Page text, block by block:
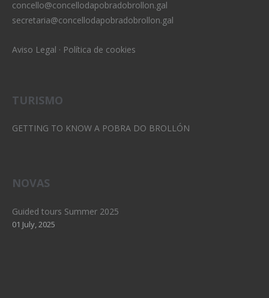
concello@concellodapobradobrollon.gal
secretaria@concellodapobradobrollon.gal
Aviso Legal · Política de cookies
TURISMO
GETTING TO KNOW A POBRA DO BROLLÓN
NOVAS
Guided tours Summer 2025
01 July, 2025